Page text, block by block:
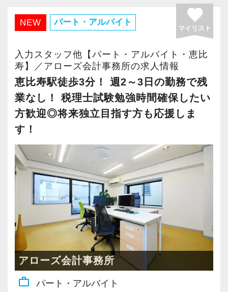
クラウドFRONTIER21にも対応しています。
どんどんチャレンジできる環境で、ご自身のキ
ャリアを発揮しませんか？
ご応募、お待ちしています！
し、更にキャリアを積んでください。
実務経験・キャリアについて詳しくお伺いし担
す。
【社内の雰囲気】
当事務所は先輩スタッフがつきながら、1つ1つ
の業務を丁寧に指導する体制があります。
入社2～3年後に法人税申告書の作成が出来る
様、指導しています。
このような体制があることで安心して業務を進
められ、指導をする側の教育にも繋がってくる
と考えています。
お互い協力しあいながら、共に成長を目指して
いく環境が整っています。
服装は2026年5月からビジネスカジュアルを導
入。清潔感があり社会人としての身だしなみを
心がけて頂ければ大丈夫です。ネイルも自由で
す。
⑤当事務所は自社ビル 第二ビルも2027年4月完
成 新しいビルで気持ちよく一緒に働きませんか
⑥創業31年の成長性と安定感が、従業員の雇用
をお守り致します
⑦組織化され、各業務はマニュアル化されてい
るので安心してお仕事していただけます
⑧個人の生活スタイルを重視した働き方が出来
る事務所です
高品質、高価格の一流ブランド戦略も大きなポ
イントのひとつです。
当事務所は、単なる記帳代行、申告書作成にと
どまらず、クライアントの未来を見据えたパー
トナーであり続けるため、専門知識はもちろ
ん、企画力・提案力も日々磨きをかけていま
す。
あなたのスキルを当事務所で人生の武器に変え
ませんか？ルーティンにとどまらず、「考える
NEW パート・アルバイト favorite
マイリスト
入力スタッフ他【パート・アルバイト・恵比
寿】／アローズ会計事務所の求人情報
恵比寿駅徒歩3分！ 週2～3日の勤務で残
業なし！ 税理士試験勉強時間確保したい
方歓迎◎将来独立目指す方も応援しま
す！
アローズ会計事務所
work_outline パート・アルバイト